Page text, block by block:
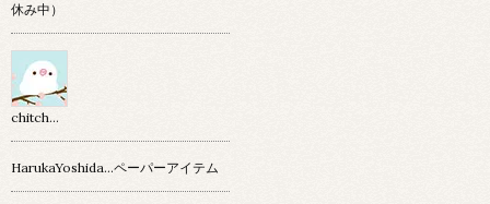
休み中）
chitch…
HarukaYoshida…ペーパーアイテム